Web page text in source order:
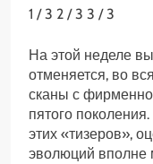
1 / 3 2 / 3 3 / 3
На этой неделе
отменяется, во
сканы с
пятого
этих «тизеров»,
эволюций вполне